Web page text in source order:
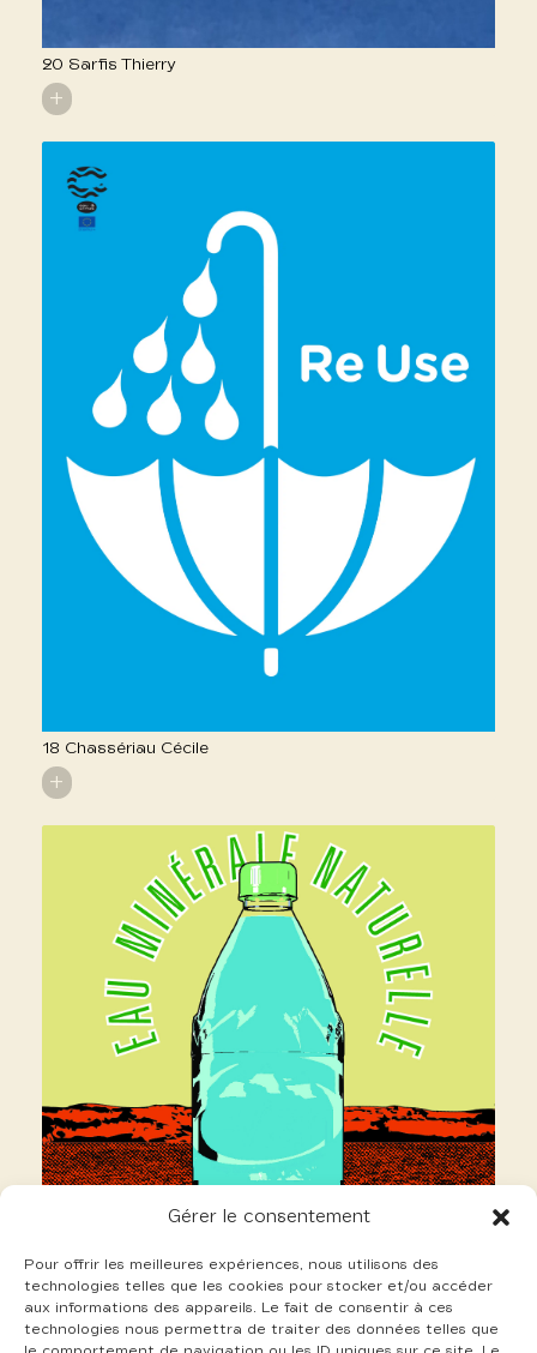
Gérer le consentement
Pour offrir les meilleures expériences, nous utilisons des
technologies telles que les cookies pour stocker et/ou accéder
aux informations des appareils. Le fait de consentir à ces
technologies nous permettra de traiter des données telles que
20 Sarfis Thierry
+
18 Chassériau Cécile
+